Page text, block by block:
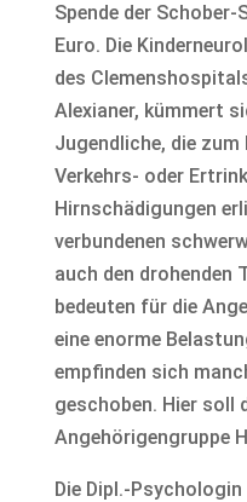
Spende der
Euro. Die
des
Alexianer, kümmert
Jugendliche, die zum
Verkehrs- oder
Hirnschädigungen
verbundenen
auch den drohenden
bedeuten für die
eine enorme
empfinden sich
geschoben. Hier soll
Angehörigengruppe
Die Dipl.-